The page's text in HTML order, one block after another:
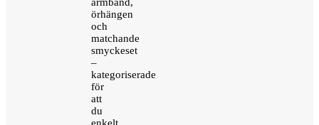
örhängen
och
matchande
smyckeset
–
kategoriserade
för
att
du